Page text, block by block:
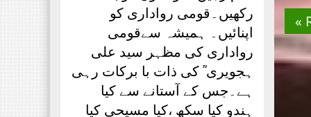
رکھیں۔قومی رواداری کو
اپنائیں۔ ہمیشہ سےقومی
رواداری کی مظہر سید علی
ہجویری ؒ کی ذات با برکات رہی
ہے۔جس کے آستانے سے کیا
ہندو کیا سکھ ،کیا مسیحی کیا